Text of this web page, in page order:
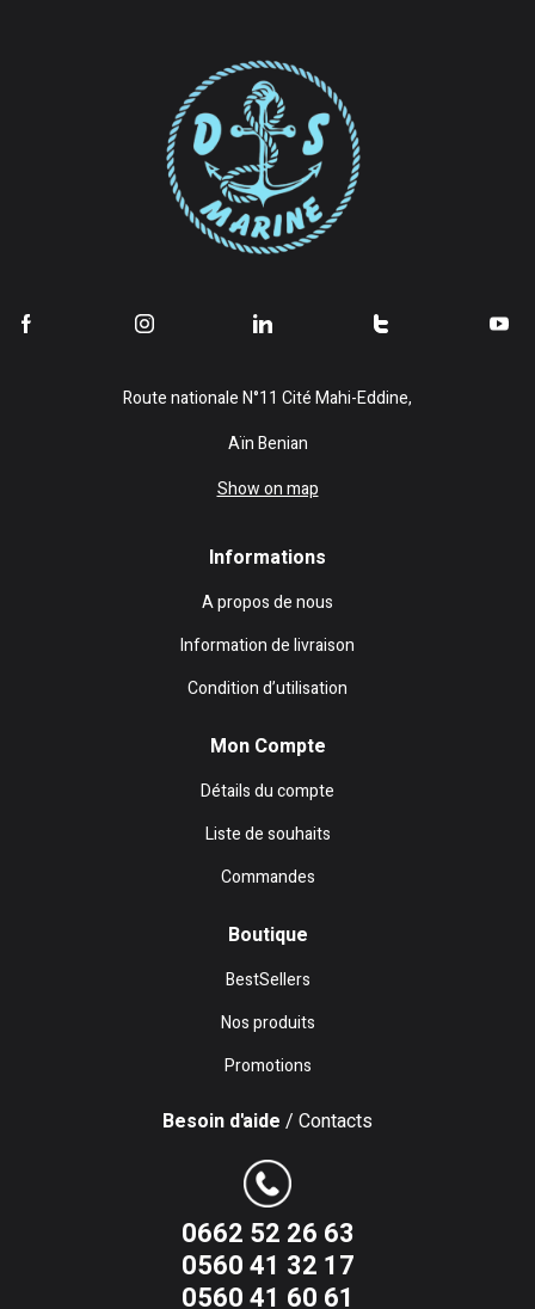
Route nationale N°11 Cité Mahi-Eddine,
Aïn Benian
Show on map
Informations
A propos de nous
Information de livraison
Condition d’utilisation
Mon Compte
Détails du compte
Liste de souhaits
Commandes
Boutique
BestSellers
Nos produits
Promotions
Besoin d'aide / Contacts
0662 52 26 63
0560 41 32 17
0560 41 60 61